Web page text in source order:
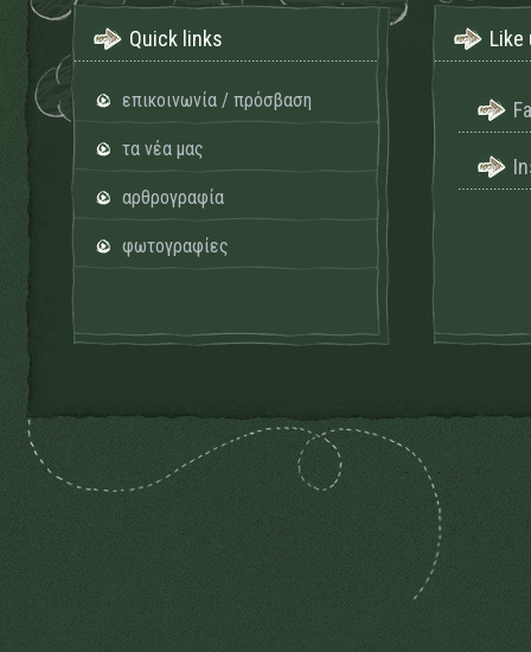
Quick links
επικοινωνία / πρόσβαση
τα νέα μας
αρθρογραφία
φωτογραφίες
Like